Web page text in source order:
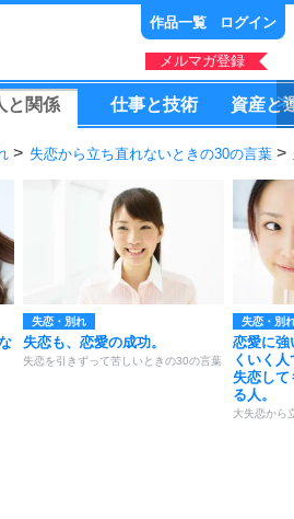
作品一覧 ログイン
メルマガ登録
と 関係 仕事と技術 資産と
失恋から立ち直れないときの30の言葉
失恋・別れ
失恋も、恋愛の成功。
失恋を引きずって苦しいときの30の言葉
失恋・別
恋愛に強
くいく
失恋して
る人。
大失恋から